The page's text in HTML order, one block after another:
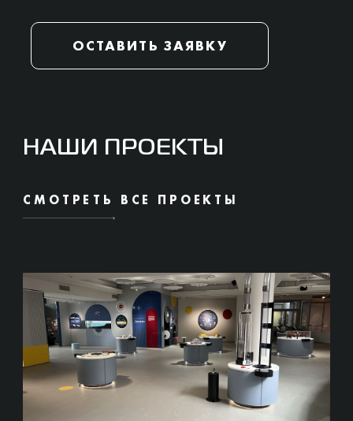
ОСТАВИТЬ ЗАЯВКУ
НАШИ ПРОЕКТЫ
СМОТРЕТЬ ВСЕ ПРОЕКТЫ